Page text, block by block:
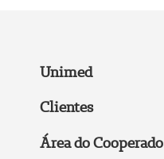
Unimed
Clientes
Área do Cooperado